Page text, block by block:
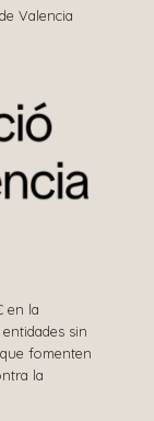
Valencia
en la
sin
fomenten
la